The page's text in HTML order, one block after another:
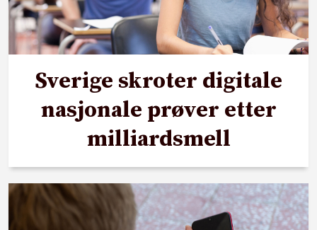
Sverige skroter digitale
nasjonale prøver etter
milliardsmell